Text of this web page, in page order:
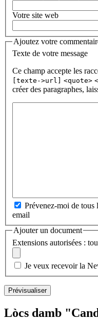
Votre site web
Ajoutez votre
Texte de votre message
Ce champ accepte les
[texte->url]
<quote>
créer des paragraphes,
Prévenez-moi de tous
email
Ajouter un document
Extensions autorisées :
Je veux recevoir la
Lòcs damb